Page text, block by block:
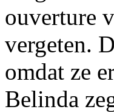
ouverture
vergeten.
omdat ze
Belinda